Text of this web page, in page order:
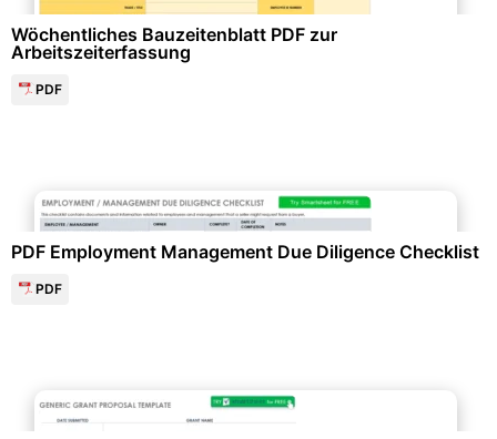
Wöchentliches Bauzeitenblatt PDF zur
Arbeitszeiterfassung
PDF
PDF Employment Management Due Diligence Checklist
PDF